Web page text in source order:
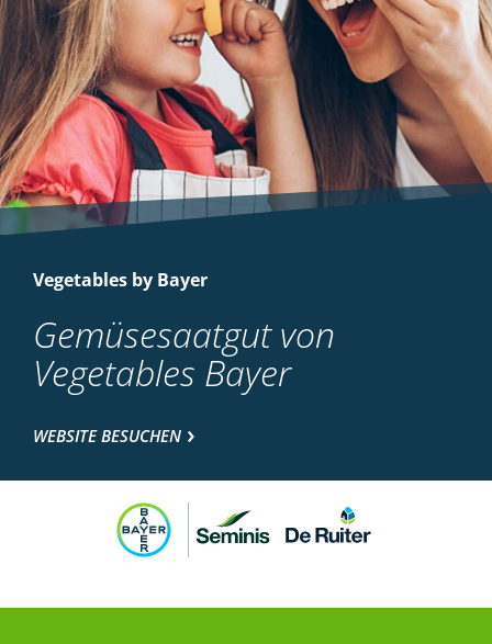
Vegetables by Bayer
Gemüsesaatgut von
Vegetables Bayer
WEBSITE BESUCHEN